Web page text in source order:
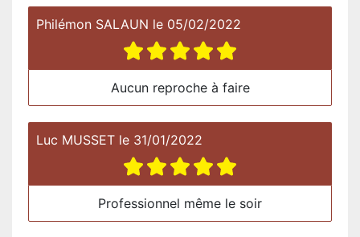
Philémon SALAUN le 05/02/2022
Aucun reproche à faire
Luc MUSSET le 31/01/2022
Professionnel même le soir